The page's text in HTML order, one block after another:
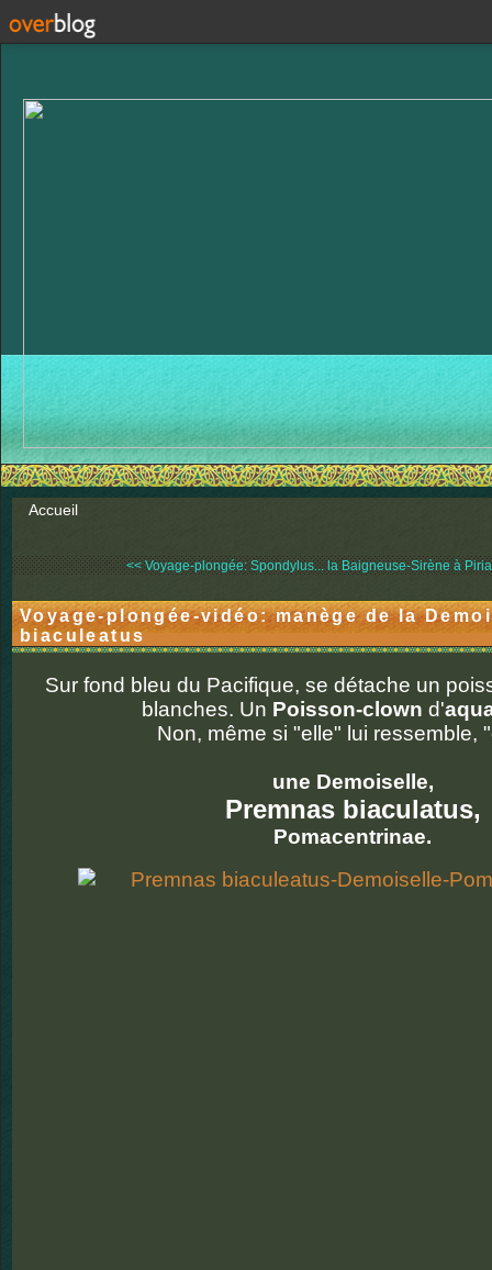
Accueil
<< Voyage-plongée: Spondylus... la Baigneuse-Sirène à
Voyage-plongée-vidéo: manège de la
biaculeatus
Sur fond bleu du Pacifique, se détache un
blanches. Un Poisson-clown d'
Non, même si "elle" lui ressemble,
une Demoiselle,
Premnas biaculatus,
Pomacentrinae.